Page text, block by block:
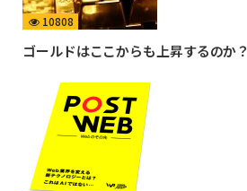
10808
ゴールドはここからも上昇するのか？